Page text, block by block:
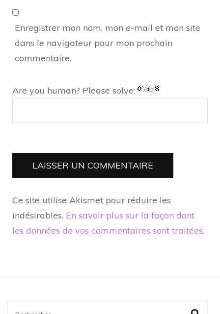
Enregistrer mon nom, mon e-mail et mon site
dans le navigateur pour mon prochain
commentaire.
Are you human? Please solve:
Ce site utilise Akismet pour réduire les
indésirables. En savoir plus sur la façon dont
les données de vos commentaires sont traitées.